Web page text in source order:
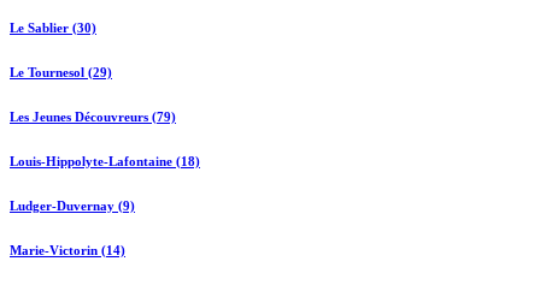
Le Sablier (30)
Le Tournesol (29)
Les Jeunes Découvreurs (79)
Louis-Hippolyte-Lafontaine (18)
Ludger-Duvernay (9)
Marie-Victorin (14)